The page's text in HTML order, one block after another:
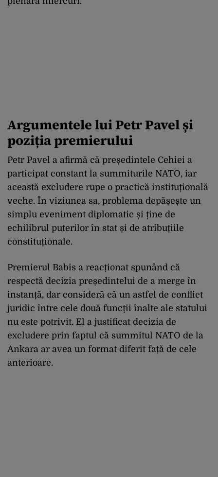
Argumentele lui Petr Pavel și
poziția premierului
Petr Pavel a afirmă că președintele Cehiei a
participat constant la summiturile NATO, iar
această excludere rupe o practică instituțională
veche. În viziunea sa, problema depășește un
simplu eveniment diplomatic și ține de
echilibrul puterilor în stat și de atribuțiile
constituționale.
Premierul Babis a reacționat spunând că
respectă decizia președintelui de a merge în
instanță, dar consideră că un astfel de conflict
juridic între cele două funcții înalte ale statului
nu este potrivit. El a justificat decizia de
excludere prin faptul că summitul NATO de la
Ankara ar avea un format diferit față de cele
anterioare.